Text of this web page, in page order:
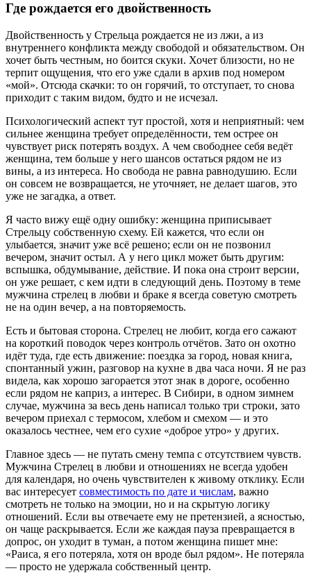
Где рождается его двойственность
Двойственность у Стрельца рождается не из лжи, а из
внутреннего конфликта между свободой и обязательством. Он
хочет быть честным, но боится скуки. Хочет близости, но не
терпит ощущения, что его уже сдали в архив под номером
«мой». Отсюда скачки: то он горячий, то отступает, то снова
приходит с таким видом, будто и не исчезал.
Психологический аспект тут простой, хотя и неприятный: чем
сильнее женщина требует определённости, тем острее он
чувствует риск потерять воздух. А чем свободнее себя ведёт
женщина, тем больше у него шансов остаться рядом не из
вины, а из интереса. Но свобода не равна равнодушию. Если
он совсем не возвращается, не уточняет, не делает шагов, это
уже не загадка, а ответ.
Я часто вижу ещё одну ошибку: женщина приписывает
Стрельцу собственную схему. Ей кажется, что если он
улыбается, значит уже всё решено; если он не позвонил
вечером, значит остыл. А у него цикл может быть другим:
вспышка, обдумывание, действие. И пока она строит версии,
он уже решает, с кем идти в следующий день. Поэтому в теме
мужчина стрелец в любви и браке я всегда советую смотреть
не на один вечер, а на повторяемость.
Есть и бытовая сторона. Стрелец не любит, когда его сажают
на короткий поводок через контроль отчётов. Зато он охотно
идёт туда, где есть движение: поездка за город, новая книга,
спонтанный ужин, разговор на кухне в два часа ночи. Я не раз
видела, как хорошо загорается этот знак в дороге, особенно
если рядом не каприз, а интерес. В Сибири, в одном зимнем
случае, мужчина за весь день написал только три строки, зато
вечером приехал с термосом, хлебом и смехом — и это
оказалось честнее, чем его сухие «доброе утро» у других.
Главное здесь — не путать смену темпа с отсутствием чувств.
Мужчина Стрелец в любви и отношениях не всегда удобен
для календаря, но очень чувствителен к живому отклику. Если
вас интересует совместимость по дате и числам, важно
смотреть не только на эмоции, но и на скрытую логику
отношений. Если вы отвечаете ему не претензией, а ясностью,
он чаще раскрывается. Если же каждая пауза превращается в
допрос, он уходит в туман, а потом женщина пишет мне:
«Раиса, я его потеряла, хотя он вроде был рядом». Не потеряла
— просто не удержала собственный центр.